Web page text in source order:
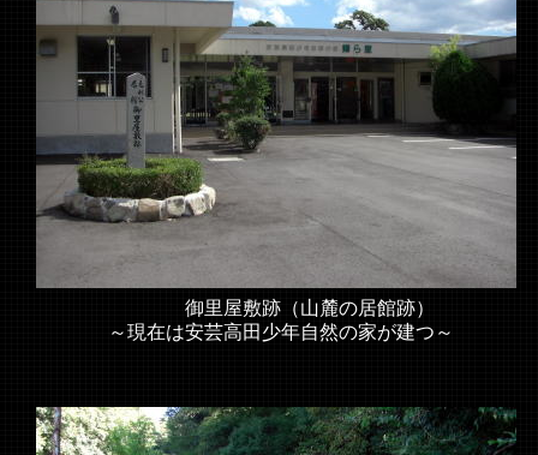
御里屋敷跡（山麓の居館跡）
～現在は安芸高田少年自然の家が建つ～